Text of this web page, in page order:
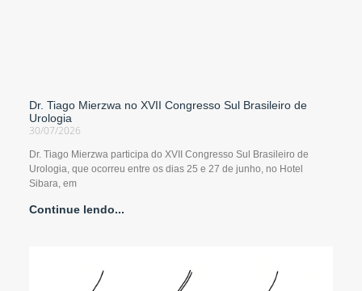
Dr. Tiago Mierzwa no XVII Congresso Sul Brasileiro de
Urologia
30/07/2026
Dr. Tiago Mierzwa participa do XVII Congresso Sul Brasileiro de
Urologia, que ocorreu entre os dias 25 e 27 de junho, no Hotel
Sibara, em
Continue lendo...